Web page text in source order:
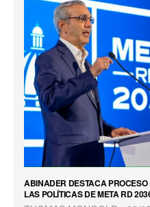
ABINADER DESTACA
LAS POLÍTICAS DE META RD